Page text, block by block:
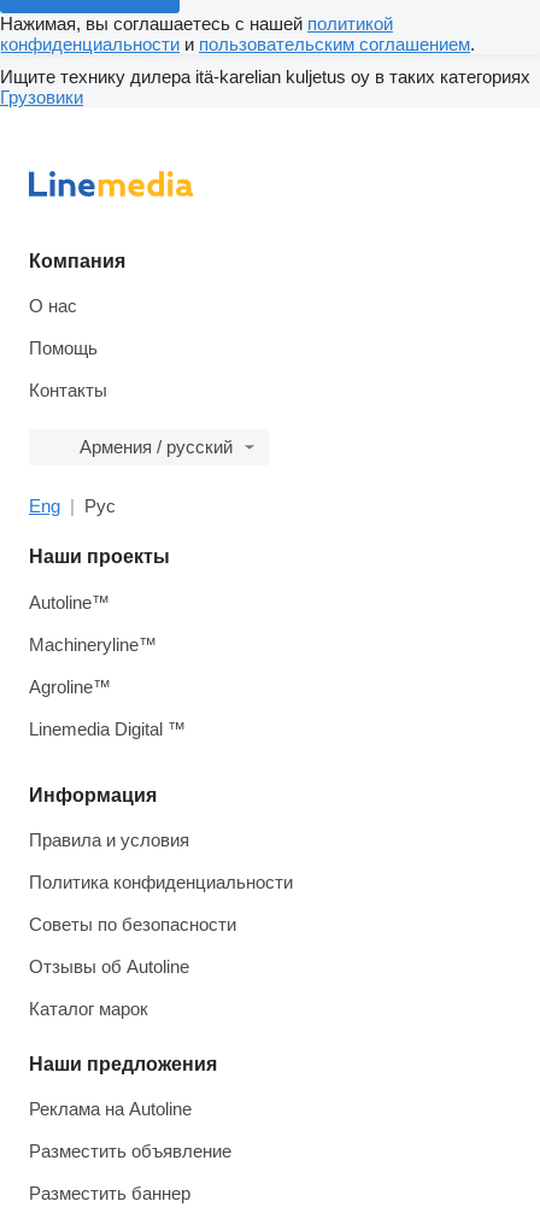
Нажимая, вы соглашаетесь с нашей политикой
конфиденциальности и пользовательским соглашением.
Ищите технику дилера itä-karelian kuljetus oy в таких категориях
Грузовики
Компания
О нас
Помощь
Контакты
Армения / русский
Eng Рус
Информация
Правила и условия
Политика конфиденциальности
Советы по безопасности
Отзывы об Autoline
Каталог марок
Наши предложения
Реклама на Autoline
Разместить объявление
Разместить баннер
Наши проекты
Autoline™
Machineryline™
Agroline™
Linemedia Digital ™